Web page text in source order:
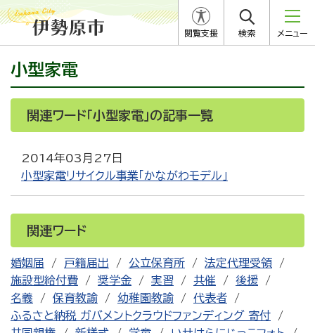
閲覧支援 検索 メニュー
小型家電
関連ワード「小型家電」の記事一覧
2014年03月27日
小型家電リサイクル事業「かながわモデル」
関連ワード
婚姻届 戸籍届出 公立保育所
法定代理受領
施設型給付費
奨学金 実習 共催
後援
名義
保育教諭 幼稚園教諭
代表者
ふるさと納税 ガバメントクラウドファンディング 寄付